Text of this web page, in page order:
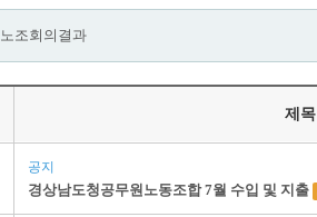
노조회의결과
제목
공지
경상남도청공무원노동조합 7월 수입 및 지출